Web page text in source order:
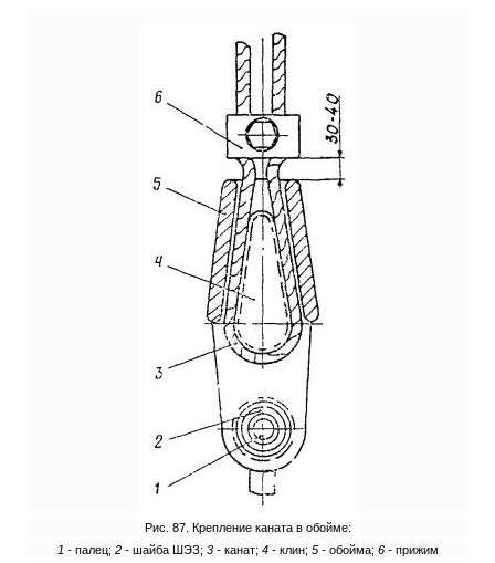
Рис. 87. Крепление каната в обойме:
1 - палец; 2 - шайба ШЭЗ; 3 - канат; 4 - клин; 5 - обойма; 6 - прижим